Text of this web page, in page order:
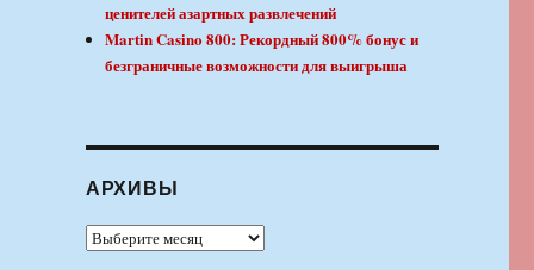
ценителей азартных развлечений
Martin Casino 800: Рекордный 800% бонус и
безграничные возможности для выигрыша
АРХИВЫ
Архивы